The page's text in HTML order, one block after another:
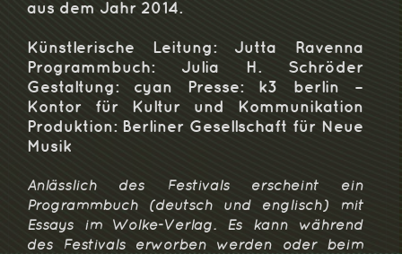
aus dem Jahr 2014.
Künstlerische Leitung: Jutta Ravenna
Programmbuch: Julia H. Schröder
Gestaltung: cyan Presse: k3 berlin –
Kontor für Kultur und Kommunikation
Produktion: Berliner Gesellschaft für Neue
Musik
Anlässlich des Festivals erscheint ein
Programmbuch (deutsch und englisch) mit
Essays im Wolke-Verlag. Es kann während
des Festivals erworben werden oder beim